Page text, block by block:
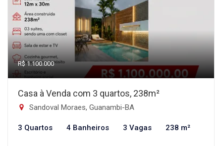
R$ 1.100.000
Casa à Venda com 3 quartos, 238m²
Sandoval Moraes, Guanambi-BA
3 Quartos 4 Banheiros 3 Vagas 238 m²